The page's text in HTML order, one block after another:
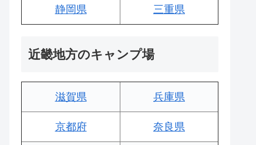
静岡県 三重県
近畿地方のキャンプ場
滋賀県 兵庫県
京都府 奈良県